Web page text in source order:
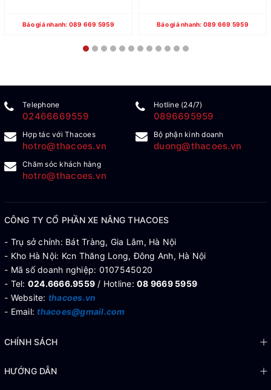
Báo giá nhanh: 089 669 5959 Báo giá nhanh: 089 669 5959
Telephone
02466669559
Hotline (24/7)
0896695959
Hợp tác với Thacoes
hotro@thacoes.vn
Bộ phận kinh doanh
duong@thacoes.vn
Chăm sóc khách hàng
hotro@thacoes.vn
CÔNG TY CỔ PHẦN XE NÂNG THACOES
- Trụ sở chính: Bát Tràng, Gia Lâm, Hà Nội
- Kho Hà Nội: Kcn Thăng Long, Đông Anh, Hà Nội
- Mã số doanh nghiệp: 0107545020
- Tel: 024.6666.9559 / Hotline: 08 9669 5959
- Website: thacoes.vn
- Email:thacoes@gmail.com
CHÍNH SÁCH
HƯỚNG DẪN